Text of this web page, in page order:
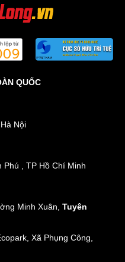
QUỐC
Nội
, TP Hồ Chí Minh
Minh Xuân, Tuyên
Xã Phụng Công,